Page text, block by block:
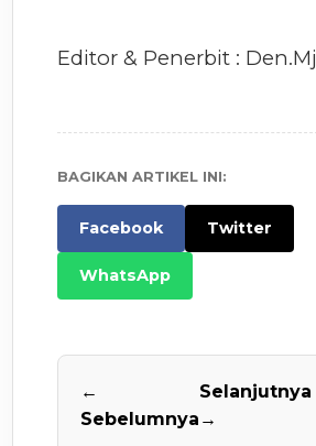
Editor & Penerbit : Den.Mj
BAGIKAN ARTIKEL INI:
Facebook Twitter
WhatsApp
←
Sebelumnya
Selanjutnya
→